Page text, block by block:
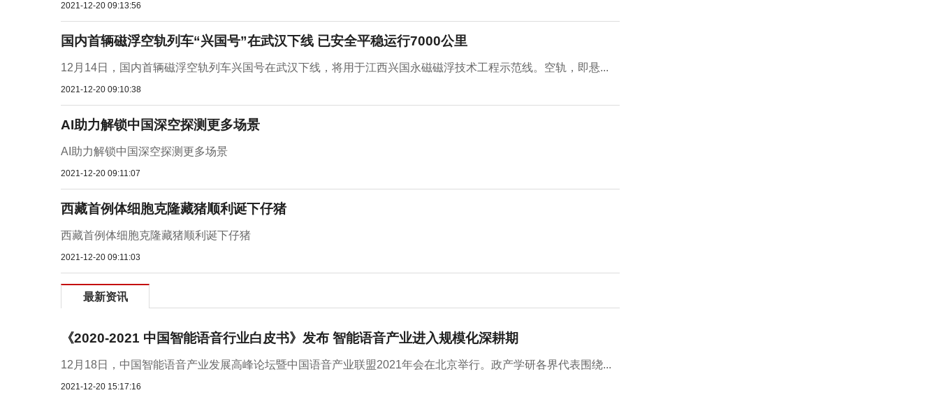
2021-12-20 09:13:56
国内首辆磁浮空轨列车“兴国号”在武汉下线 已安全平稳运行7000公里
12月14日，国内首辆磁浮空轨列车兴国号在武汉下线，将用于江西兴国永磁磁浮技术工程示范线。空轨，即悬...
2021-12-20 09:10:38
AI助力解锁中国深空探测更多场景
AI助力解锁中国深空探测更多场景
2021-12-20 09:11:07
西藏首例体细胞克隆藏猪顺利诞下仔猪
西藏首例体细胞克隆藏猪顺利诞下仔猪
2021-12-20 09:11:03
最新资讯
《2020-2021 中国智能语音行业白皮书》发布 智能语音产业进入规模化深耕期
12月18日，中国智能语音产业发展高峰论坛暨中国语音产业联盟2021年会在北京举行。政产学研各界代表围绕...
2021-12-20 15:17:16